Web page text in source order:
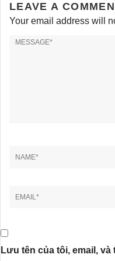
LEAVE A
Your email address will
Lưu tên của tôi, email,